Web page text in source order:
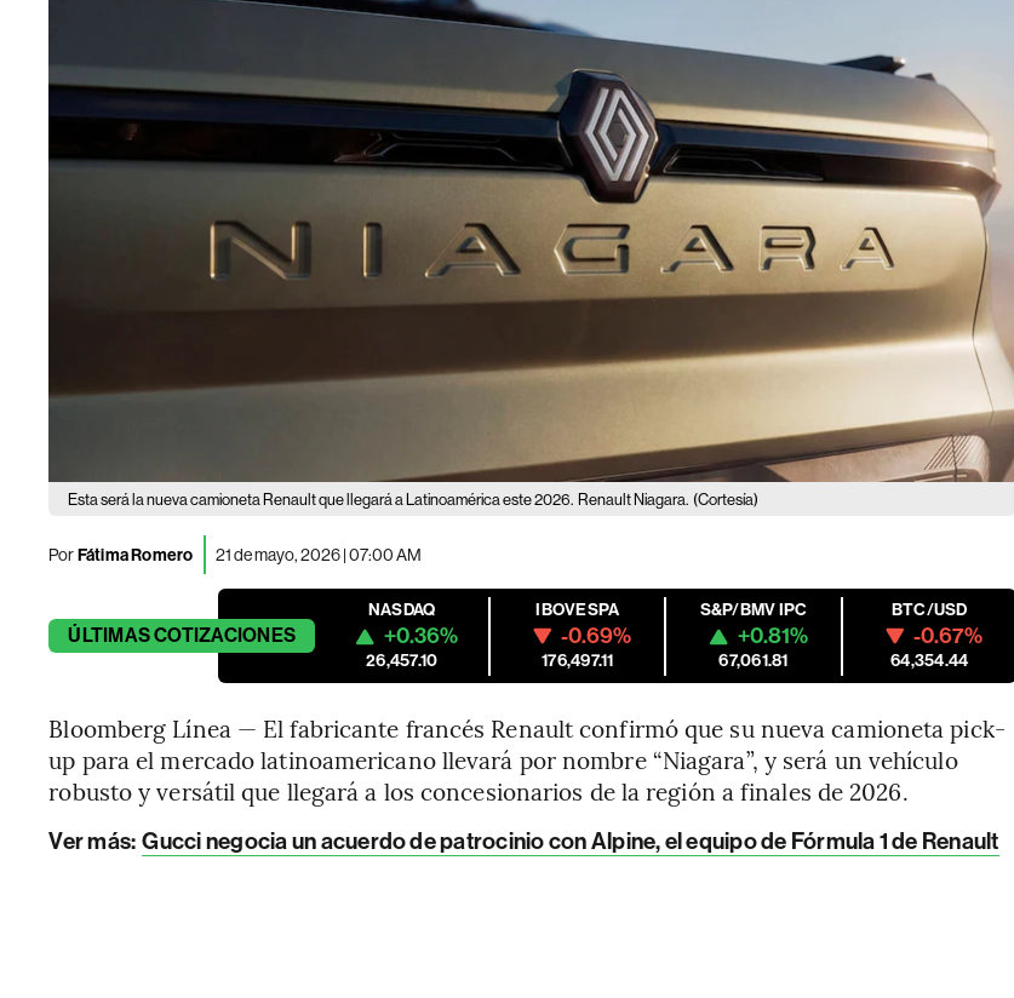
Esta será la nueva camioneta Renault que llegará a Latinoamérica este 2026. Renault Niagara. (Cortesía)
PorFátima Romero 21 de mayo, 2026 | 07:00 AM
ÚLTIMASCOTIZACIONES
NASDAQ
+0.36%
26,457.10
IBOVESPA
-0.69%
176,497.11
S&P/BMV IPC
+0.81%
67,061.81
BTC/USD
-0.67%
64,354.44
Bloomberg Línea — El fabricante francés Renault confirmó que su nueva camioneta pick-
up para el mercado latinoamericano llevará por nombre “Niagara”, y será un vehículo
robusto y versátil que llegará a los concesionarios de la región a finales de 2026.
Ver más: Gucci negocia un acuerdo de patrocinio con Alpine, el equipo de Fórmula 1 de Renault